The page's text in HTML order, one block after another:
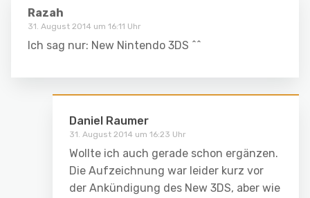
Razah
31. August 2014 um 16:11 Uhr
Ich sag nur: New Nintendo 3DS ^^
Daniel Raumer
31. August 2014 um 16:23 Uhr
Wollte ich auch gerade schon ergänzen.
Die Aufzeichnung war leider kurz vor
der Ankündigung des New 3DS, aber wie